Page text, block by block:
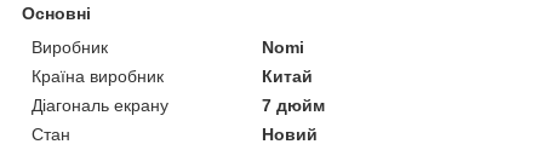
Основні
Виробник
Nomi
Країна виробник
Китай
Діагональ екрану
7 дюйм
Стан
Новий